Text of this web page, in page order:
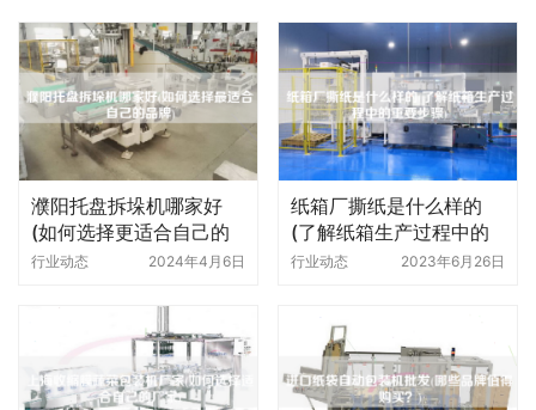
濮阳托盘拆垛机哪家好
(如何选择更适合自己的
品牌)
行业动态 2024年4月6日
纸箱厂撕纸是什么样的
(了解纸箱生产过程中的
重要步骤)
行业动态 2023年6月26日